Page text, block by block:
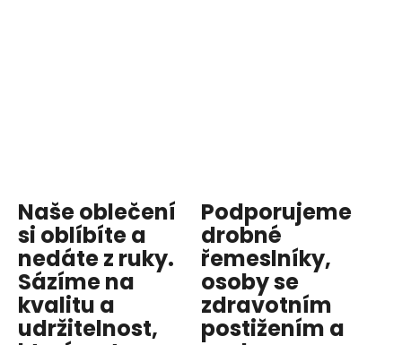
Naše oblečení
si oblíbíte a
nedáte z ruky.
Sázíme na
kvalitu a
udržitelnost,
Podporujeme
drobné
řemeslníky,
osoby se
zdravotním
postižením a